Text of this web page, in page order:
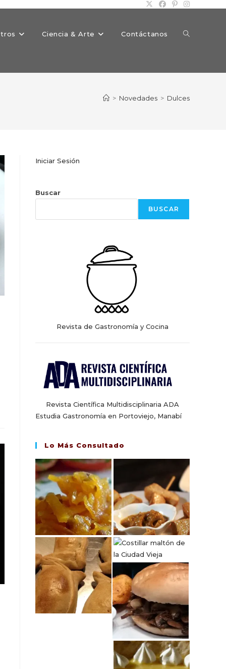
Ciencia & Arte Contáctanos Alternar
> Novedades > Dulces
Iniciar Sesión
Buscar
BUSCAR
Revista de Gastronomía y Cocina
Revista Científica Multidisciplinaria ADA
Estudia Gastronomía en Portoviejo, Manabí
Lo Más Consultado